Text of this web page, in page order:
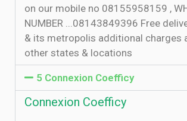
on our mobile no 08155958159 ,
NUMBER ...08143849396 Free
& its metropolis additional charges
other states & locations
5 Connexion Coefficy
Connexion Coefficy